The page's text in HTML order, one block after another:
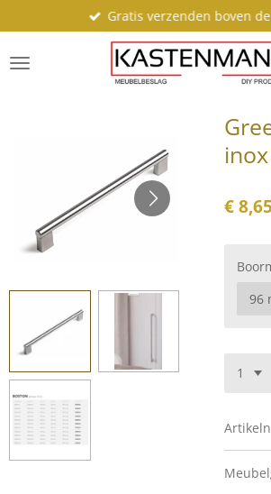
direct
naar
de
Gratis verzenden boven
inox
€ 8,65